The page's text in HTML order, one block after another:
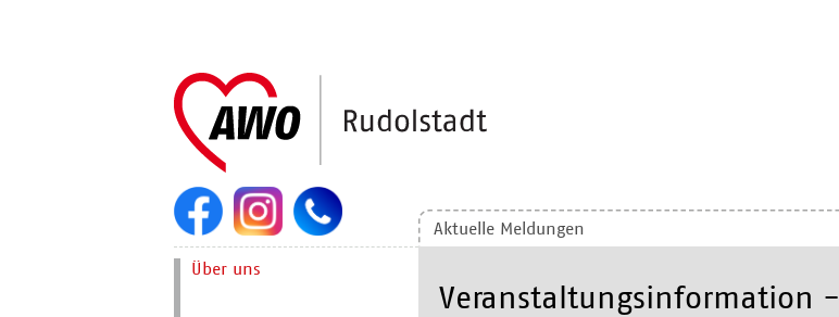
Aktuelle Meldungen
Veranstaltungsinformation -
Navigation
Über uns